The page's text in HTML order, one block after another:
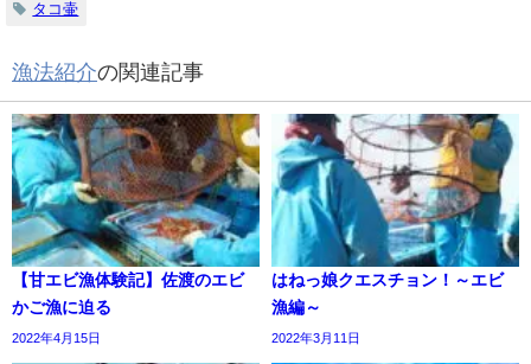
タコ壷
漁法紹介の関連記事
【甘エビ漁体験記】佐渡のエビ
かご漁に迫る
2022年4月15日
はねっ娘クエスチョン！～エビ
漁編～
2022年3月11日